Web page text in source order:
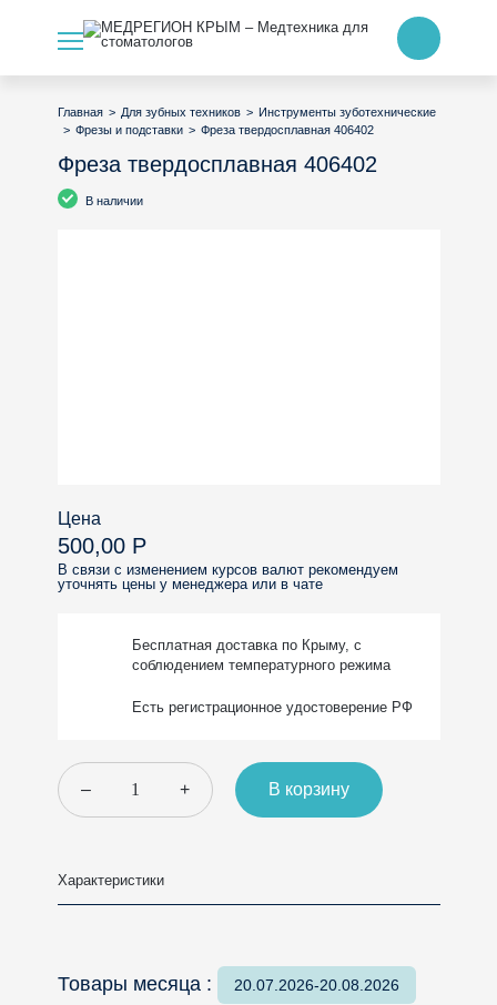
Главная > Для зубных техников > Инструменты зуботехнические
> Фрезы и подставки > Фреза твердосплавная 406402
Фреза твердосплавная 406402
В наличии
Цена
500,00 Р
В связи с изменением курсов валют рекомендуем
уточнять цены у менеджера или в чате
Бесплатная доставка по Крыму, с
соблюдением температурного режима
Есть регистрационное удостоверение РФ
– + В корзину
Характеристики
Товары месяца : 20.07.2026-20.08.2026